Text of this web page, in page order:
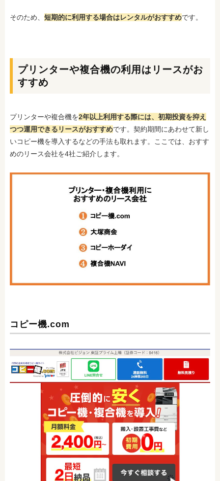
そのため、 短期的に利用する場合はレンタルがおすすめです。
プリンターや複合機の利用はリースがお
すすめ
プリンターや複合機を2年以上利用する際には、初期投資を抑え
つつ運用できるリースがおすすめです。契約期間にあわせて新し
いコピー機を導入するなどの手法も取れます。ここでは、おすす
めのリース会社を4社ご紹介します。
コピー機.com